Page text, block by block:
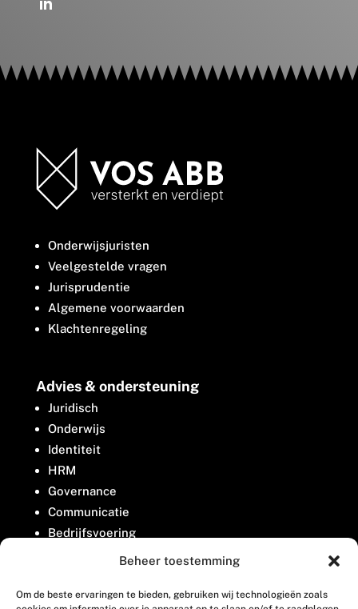
Beheer toestemming
Om de beste ervaringen te bieden, gebruiken wij technologieën zoals
Onderwijsjuristen
Veelgestelde vragen
Jurisprudentie
Algemene voorwaarden
Klachtenregeling
Advies & ondersteuning
Juridisch
Onderwijs
Identiteit
HRM
Governance
Communicatie
Bedrijfsvoering
Belangenbehartiging